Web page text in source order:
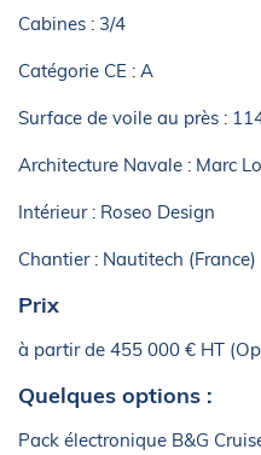
Cabines : 3/4
Catégorie CE : A
Surface de voile au près :
Architecture Navale : Marc
Intérieur : Roseo Design
Chantier : Nautitech (France)
Prix
à partir de 455 000 € HT
Quelques options :
Pack électronique B&G